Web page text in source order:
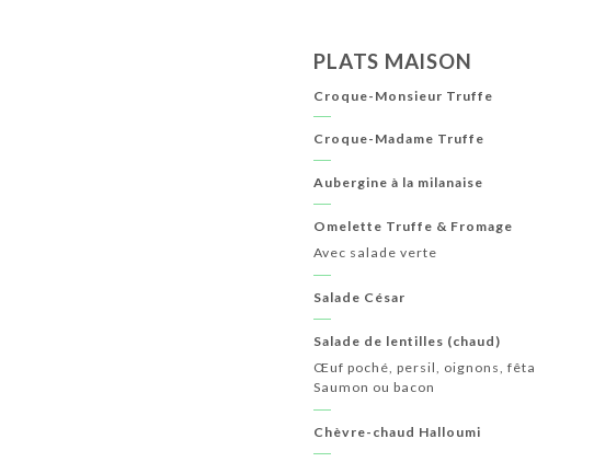
PLATS MAISON
Croque-Monsieur Truffe
Croque-Madame Truffe
Aubergine à la milanaise
Omelette Truffe & Fromage
Avec salade verte
Salade César
Salade de lentilles (chaud)
Œuf poché, persil, oignons, fêta
Saumon ou bacon
Chèvre-chaud Halloumi